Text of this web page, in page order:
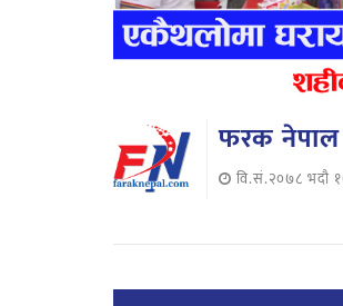
फरक नेपाल
वि.सं.२०७८ भदौ